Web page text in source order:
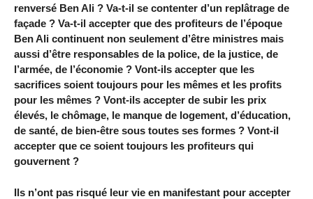
renversé Ben Ali ? Va-t-il se contenter d’un replâtrage de
façade ? Va-t-il accepter que des profiteurs de l’époque
Ben Ali continuent non seulement d’être ministres mais
aussi d’être responsables de la police, de la justice, de
l’armée, de l’économie ? Vont-ils accepter que les
sacrifices soient toujours pour les mêmes et les profits
pour les mêmes ? Vont-ils accepter de subir les prix
élevés, le chômage, le manque de logement, d’éducation,
de santé, de bien-être sous toutes ses formes ? Vont-il
accepter que ce soient toujours les profiteurs qui
gouvernent ?
Ils n’ont pas risqué leur vie en manifestant pour accepter